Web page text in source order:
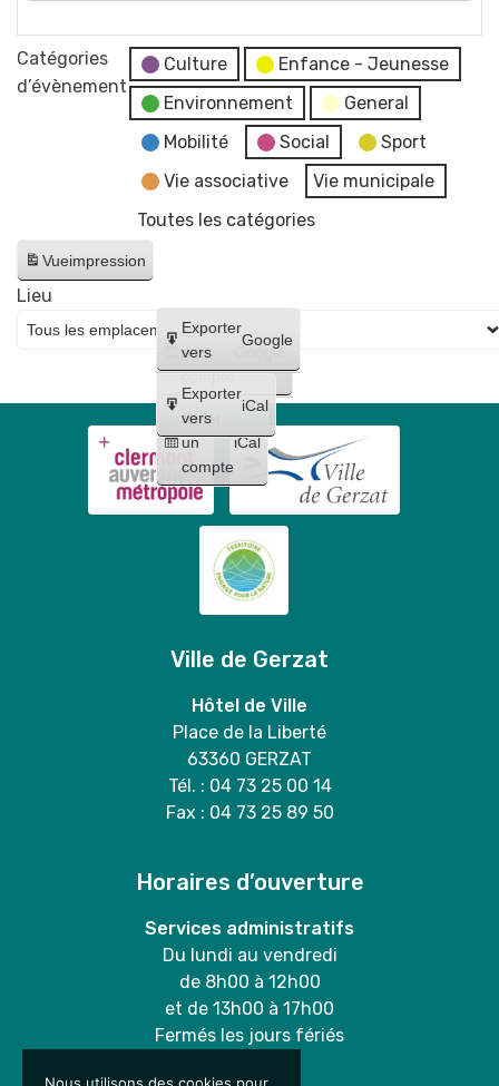
France
Services
"Les
Réunion
du
juin
Catégories
d’évènement
Culture
Enfance - Jeunesse
Environnement
General
Mobilité
Social
Sport
Vie associative
Vie municipale
Toutes les catégories
Vueimpression
Créer
un
compte
Google
Créer
un
compte
iCal
Exporter
vers
Google
Exporter
vers
iCal
Lieu
Ville de Gerzat
Hôtel de Ville
Place de la Liberté
63360 GERZAT
Tél. : 04 73 25 00 14
Fax : 04 73 25 89 50
Horaires d’ouverture
Services administratifs
Du lundi au vendredi
de 8h00 à 12h00
et de 13h00 à 17h00
Fermés les jours fériés